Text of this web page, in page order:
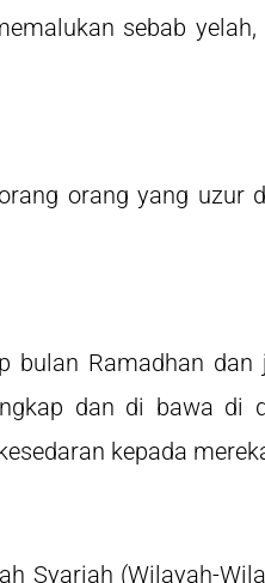
sebab
orang yang uzur
bulan Ramadhan
dan di bawa di
kepada
Syariah (Wilayah-